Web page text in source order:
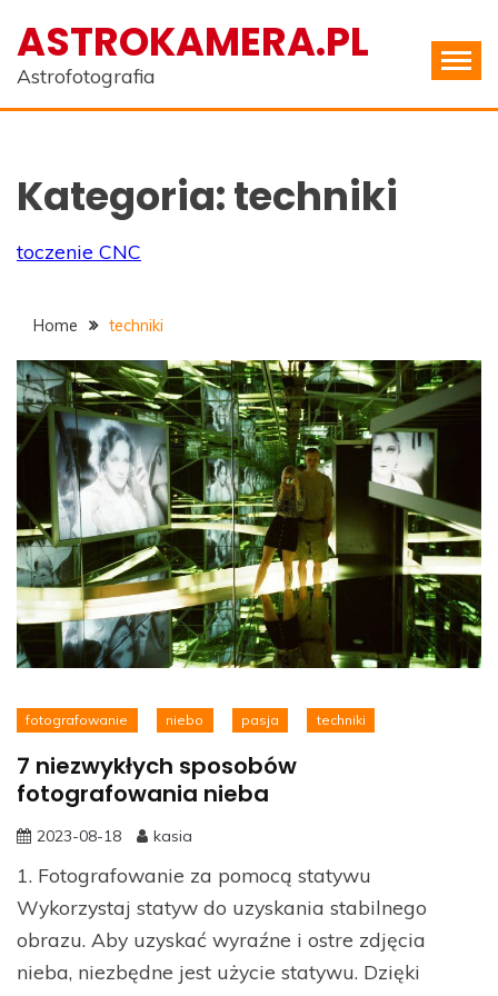
content
ASTROKAMERA.PL
Astrofotografia
Kategoria:techniki
toczenie CNC
Home techniki
fotografowanie niebo pasja techniki
7 niezwykłych sposobów
fotografowania nieba
2023-08-18 kasia
1. Fotografowanie za pomocą statywu
Wykorzystaj statyw do uzyskania stabilnego
obrazu. Aby uzyskać wyraźne i ostre zdjęcia
nieba, niezbędne jest użycie statywu. Dzięki